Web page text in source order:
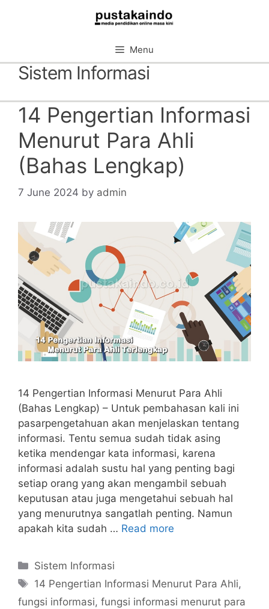
Menu
Sistem Informasi
14 Pengertian Informasi
Menurut Para Ahli
(Bahas Lengkap)
7 June 2024 by admin
14 Pengertian Informasi Menurut Para Ahli
(Bahas Lengkap) – Untuk pembahasan kali ini
pasarpengetahuan akan menjelaskan tentang
informasi. Tentu semua sudah tidak asing
ketika mendengar kata informasi, karena
informasi adalah sustu hal yang penting bagi
setiap orang yang akan mengambil sebuah
keputusan atau juga mengetahui sebuah hal
yang menurutnya sangatlah penting. Namun
apakah kita sudah … Read more
Categories
Sistem Informasi
Tags
14 Pengertian Informasi Menurut Para Ahli,
fungsi informasi, fungsi informasi menurut para